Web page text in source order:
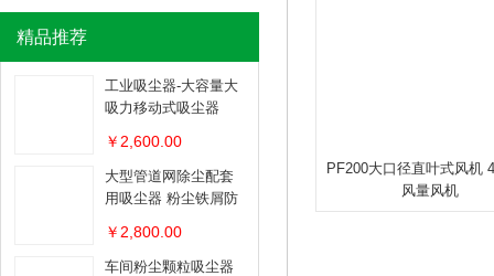
精品推荐
工业吸尘器-大容量大
吸力移动式吸尘器
￥2,600.00
大型管道网除尘配套
用吸尘器 粉尘铁屑防
￥2,800.00
车间粉尘颗粒吸尘器
PF200大口径直叶式风机
风量风机